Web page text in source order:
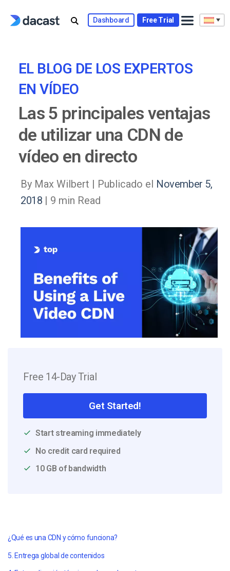
Dashboard Free Trial
EL BLOG DE LOS EXPERTOS
EN VÍDEO
Las 5 principales ventajas
de utilizar una CDN de
vídeo en directo
By Max Wilbert | Publicado el November 5,
2018 | 9 min Read
Free 14-Day Trial
Get Started!
Start streaming immediately
No credit card required
10 GB of bandwidth
¿Qué es una CDN y cómo funciona?
5. Entrega global de contenidos